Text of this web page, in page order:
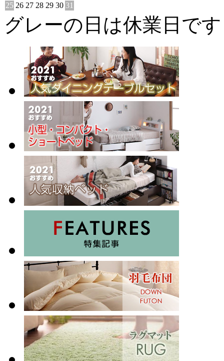
25 26 27 28 29 30 31
グレーの日は休業日です